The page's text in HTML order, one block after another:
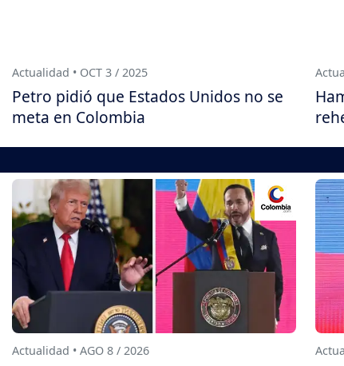
Actualidad • OCT 3 / 2025
Petro pidió que Estados Unidos no se
meta en Colombia
Actualidad • AGO 8 / 2026